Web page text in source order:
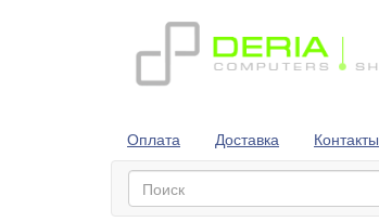
Оплата
Доставка Контакты